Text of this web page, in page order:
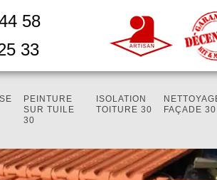
58
33
PEINTURE
SUR TUILE
30
ISOLATION
TOITURE 30
FAÇADE 30